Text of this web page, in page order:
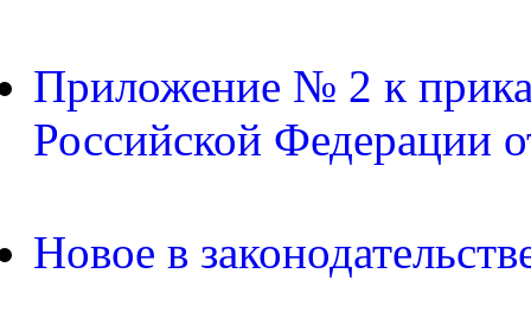
Приложение № 2 к
Российской Федерации
Новое в